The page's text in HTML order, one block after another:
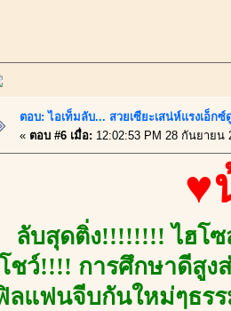
ตอบ: ไอเท็มลับ... สวยเซียะเสน่ห์แรงเอ็ก
« ตอบ #6 เมื่อ: 12:02:53 PM 28 กันยายน
♥
ลับสุดติ่ง!!!!!!!! ไฮโ
ชว์!!!! การศึกษาดีสูง
ลแฟนจีบกันใหม่ๆธร